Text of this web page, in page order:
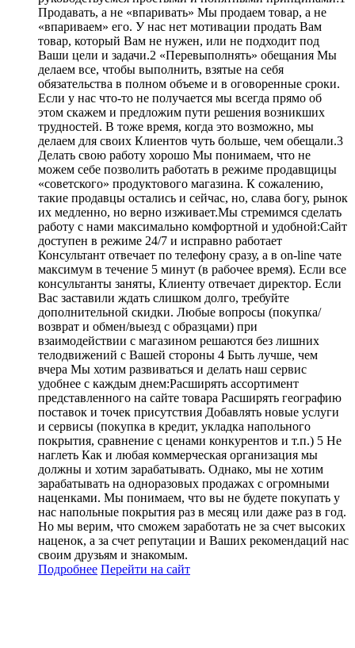
Продавать, а не «впаривать» Мы продаем товар, а не
«впариваем» его. У нас нет мотивации продать Вам
товар, который Вам не нужен, или не подходит под
Ваши цели и задачи.2 «Перевыполнять» обещания Мы
делаем все, чтобы выполнить, взятые на себя
обязательства в полном объеме и в оговоренные сроки.
Если у нас что-то не получается мы всегда прямо об
этом скажем и предложим пути решения возникших
трудностей. В тоже время, когда это возможно, мы
делаем для своих Клиентов чуть больше, чем обещали.3
Делать свою работу хорошо Мы понимаем, что не
можем себе позволить работать в режиме продавщицы
«советского» продуктового магазина. К сожалению,
такие продавцы остались и сейчас, но, слава богу, рынок
их медленно, но верно изживает.Мы стремимся сделать
работу с нами максимально комфортной и удобной:Сайт
доступен в режиме 24/7 и исправно работает
Консультант отвечает по телефону сразу, а в on-line чате
максимум в течение 5 минут (в рабочее время). Если все
консультанты заняты, Клиенту отвечает директор. Если
Вас заставили ждать слишком долго, требуйте
дополнительной скидки. Любые вопросы (покупка/
возврат и обмен/выезд с образцами) при
взаимодействии с магазином решаются без лишних
телодвижений с Вашей стороны 4 Быть лучше, чем
вчера Мы хотим развиваться и делать наш сервис
удобнее с каждым днем:Расширять ассортимент
представленного на сайте товара Расширять географию
поставок и точек присутствия Добавлять новые услуги
и сервисы (покупка в кредит, укладка напольного
покрытия, сравнение с ценами конкурентов и т.п.) 5 Не
наглеть Как и любая коммерческая организация мы
должны и хотим зарабатывать. Однако, мы не хотим
зарабатывать на одноразовых продажах с огромными
наценками. Мы понимаем, что вы не будете покупать у
нас напольные покрытия раз в месяц или даже раз в год.
Но мы верим, что сможем заработать не за счет высоких
наценок, а за счет репутации и Ваших рекомендаций нас
своим друзьям и знакомым.
Подробнее Перейти на сайт